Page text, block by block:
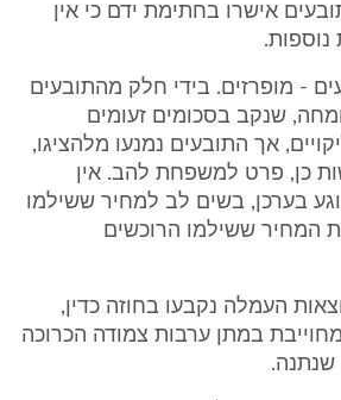
אישרו בחתימת ידם כי אין
נוספות.
- מופרזים. בידי חלק מהתובעים
שנקב בסכומים זעומים
אך התובעים נמנעו מלהציגו,
כן, פרט למשפחת להב. אין
בערכן, בשים לב למחיר ששילמו
המחיר ששילמו הרוכשים
העמלה נקבעו בחוזה כדין,
במתן ערבות צמודה הכרוכה